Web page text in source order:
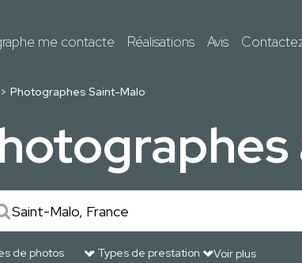
me contacte Réalisations Avis
Photographes Saint-Malo
Voir plus